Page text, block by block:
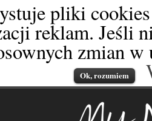
pliki
reklam. Jeśli
zmian
Ok, rozumiem